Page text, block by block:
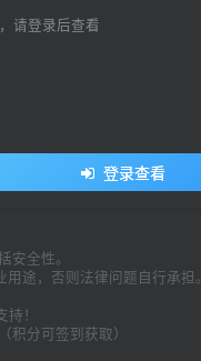
请登录后查看
登录查看
全性。
途，否则法律问题自行承担。
！
分可签到获取）